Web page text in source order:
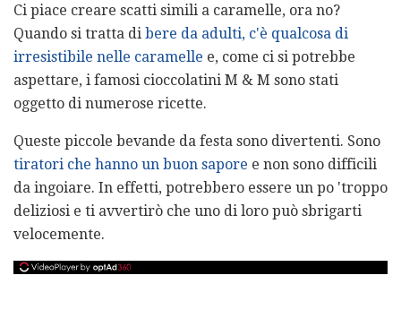
Ci piace creare scatti simili a caramelle, ora no?
Quando si tratta di bere da adulti, c'è qualcosa di
irresistibile nelle caramelle e, come ci si potrebbe
aspettare, i famosi cioccolatini M & M sono stati
oggetto di numerose ricette.
Queste piccole bevande da festa sono divertenti. Sono
tiratori che hanno un buon sapore e non sono difficili
da ingoiare. In effetti, potrebbero essere un po 'troppo
deliziosi e ti avvertirò che uno di loro può sbrigarti
velocemente.